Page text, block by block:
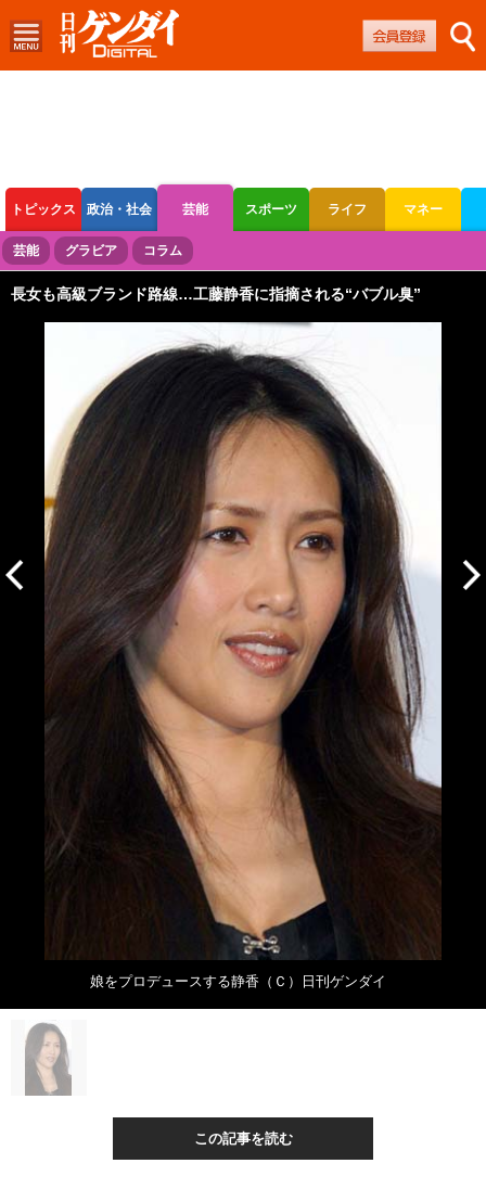
トピックス 政治・社会 芸能 スポーツ ライフ マネー
ボートレース 競輪 オートレース
芸能 グラビア コラム
長女も高級ブランド路線…工藤静香に指摘される“バブル臭”
娘をプロデュースする静香（Ｃ）日刊ゲンダイ
この記事を読む